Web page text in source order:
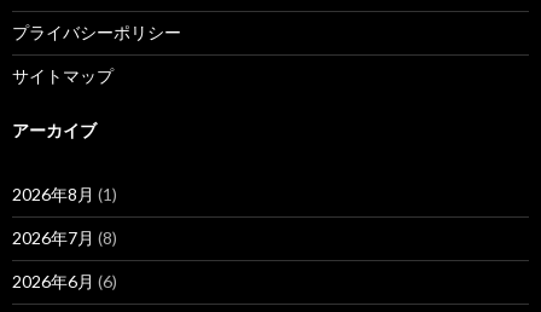
プライバシーポリシー
サイトマップ
アーカイブ
2026年8月 (1)
2026年7月 (8)
2026年6月 (6)